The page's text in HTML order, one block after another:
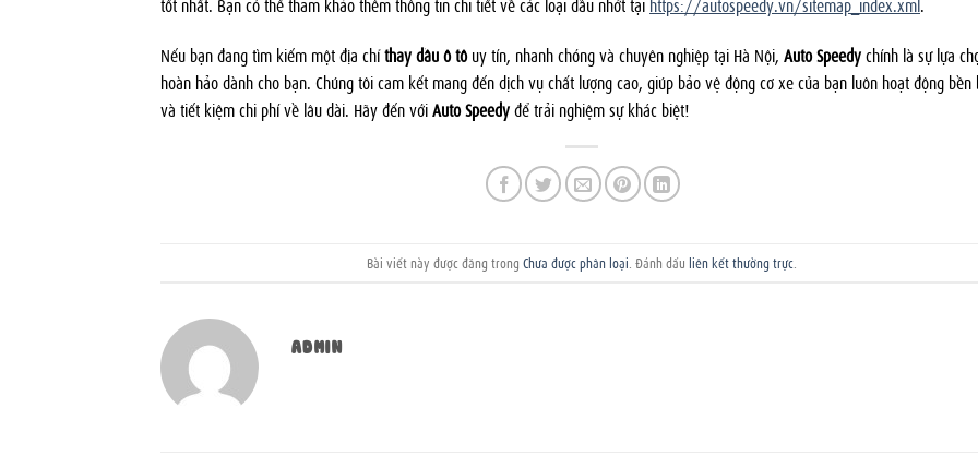
Nếu bạn đang tìm kiếm một địa chỉthay dầu ô tôuy tín, nhanh chóng và chuyên nghiệp tại Hà Nội, Auto Speedychính là sự lựa
hoàn hảo dành cho bạn. Chúng tôi cam kết mang đến dịch vụ chất lượng cao, giúp bảo vệ động cơ xe của bạn luôn hoạt động bền
và tiết kiệm chi phí về lâu dài. Hãy đến vớiAuto Speedyđể trải nghiệm sự khác biệt!
Bài viết này được đăng trongChưa được phân loại . Đánh dấuliên kết thường trực
ADMIN